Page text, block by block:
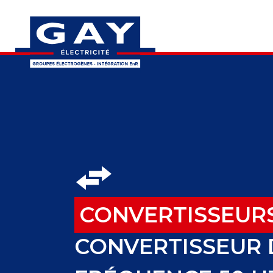
CONVERTISSEUR